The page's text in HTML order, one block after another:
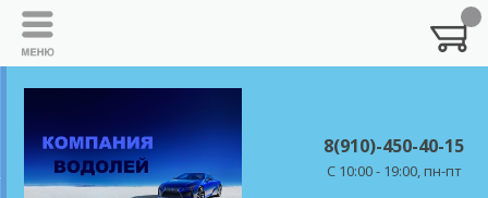
8(910)-450-40-15
C 10:00 - 19:00, пн-пт